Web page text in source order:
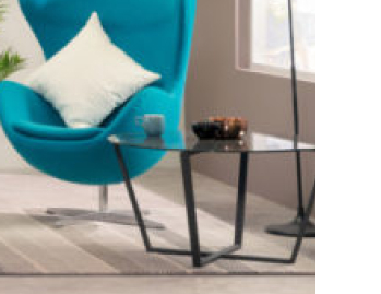
nghệ giặt
trình giặt:
chăn ga
hàng ngày
hơi nước
khăn
nhanh 15 phút
siêu tốc
thông minh
tiết kiệm Cotton
êm
nước, vắt